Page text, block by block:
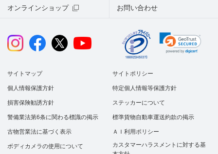
オンラインショップ お問い合わせ
サイトマップ サイトポリシー
個人情報保護方針 特定個人情報等保護方針
損害保険勧誘方針 ステッカーについて
警備業法第6条に関わる標識の掲示 標準貨物自動車運送約款の掲示
古物営業法に基づく表示 ＡＩ利用ポリシー
ボディカメラの使用について
カスタマーハラスメントに対する基